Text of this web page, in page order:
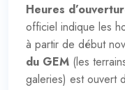
Heures
officiel indique les
à partir de début
du GEM (les
galeries) est ouvert